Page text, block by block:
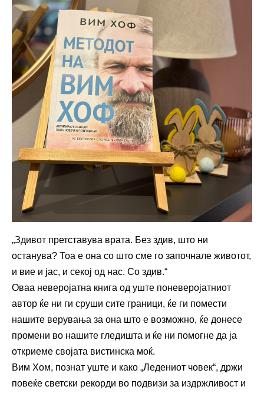
„Здивот претставува врата. Без здив, што ни
останува? Тоа е она со што сме го започнале животот,
и вие и јас, и секој од нас. Со здив.“
Оваа неверојатна книга од уште поневеројатниот
автор ќе ни ги сруши сите граници, ќе ги помести
нашите верувања за она што е возможно, ќе донесе
промени во нашите гледишта и ќе ни помогне да ја
откриеме својата вистинска моќ.
Вим Хом, познат уште и како „Ледениот човек“, држи
повеќе светски рекорди во подвизи за издржливост и